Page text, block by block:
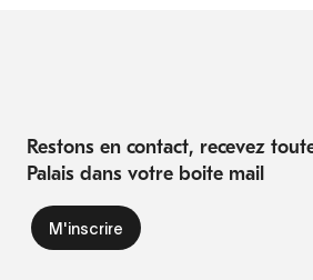
Restons en contact, recevez
Palais dans votre boite mail